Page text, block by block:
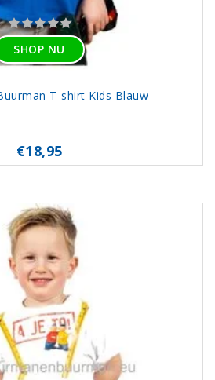
SHOP NU
T-shirt Kids Blauw
€18,95